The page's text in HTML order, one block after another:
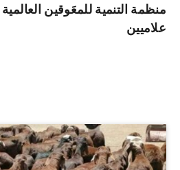
منظمة التنمية للمعَوقين
علاميين